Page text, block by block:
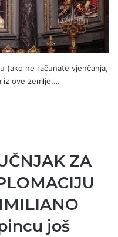
(ako ne računate vjenčanja,
iz ove zemlje,…
ZA
još